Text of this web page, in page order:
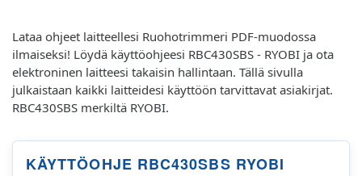
Lataa ohjeet laitteellesi Ruohotrimmeri PDF-muodossa
ilmaiseksi! Löydä käyttöohjeesi RBC430SBS - RYOBI ja ota
elektroninen laitteesi takaisin hallintaan. Tällä sivulla
julkaistaan kaikki laitteidesi käyttöön tarvittavat asiakirjat.
RBC430SBS merkiltä RYOBI.
KÄYTTÖOHJE RBC430SBS RYOBI